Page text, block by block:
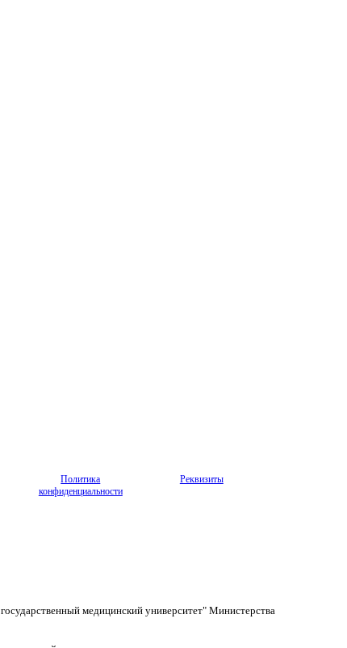
Политика
конфиденциальности
Реквизиты
медицинский университет" Министерства